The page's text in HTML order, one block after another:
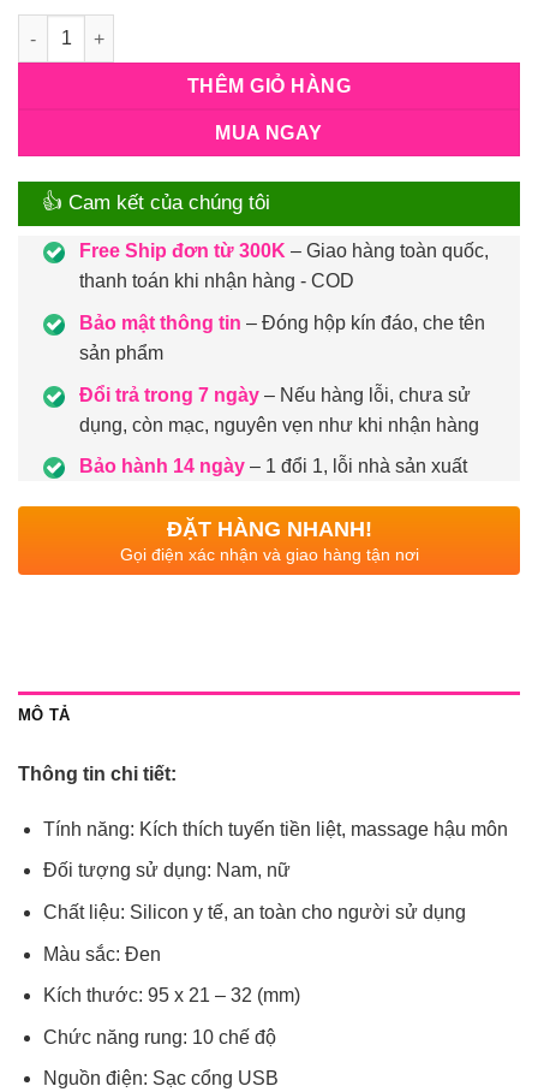
Số lượng
THÊM GIỎ HÀNG
MUA NGAY
👍 Cam kết của chúng tôi
Free Ship đơn từ 300K – Giao hàng toàn quốc,
thanh toán khi nhận hàng - COD
Bảo mật thông tin – Đóng hộp kín đáo, che tên
sản phẩm
Đổi trả trong 7 ngày– Nếu hàng lỗi, chưa sử
dụng, còn mạc, nguyên vẹn như khi nhận hàng
Bảo hành 14 ngày– 1 đổi 1, lỗi nhà sản xuất
ĐẶT HÀNG NHANH!
Gọi điện xác nhận và giao hàng tận nơi
MÔ TẢ
Thông tin chi tiết:
Tính năng: Kích thích tuyến tiền liệt, massage hậu môn
Đối tượng sử dụng: Nam, nữ
Chất liệu: Silicon y tế, an toàn cho người sử dụng
Màu sắc: Đen
Kích thước: 95 x 21 – 32 (mm)
Chức năng rung: 10 chế độ
Nguồn điện: Sạc cổng USB